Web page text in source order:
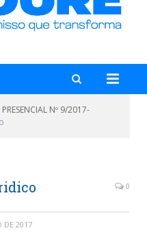
PRESENCIAL Nº 9/2017-
0
DE 2017